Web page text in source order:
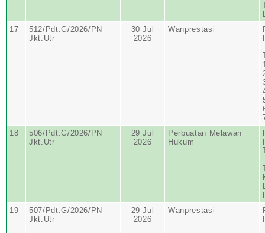
17
512/Pdt.G/2026/PN
Jkt.Utr
30 Jul
2026
Wanprestasi
18
506/Pdt.G/2026/PN
Jkt.Utr
29 Jul
2026
Perbuatan Melawan
Hukum
19
507/Pdt.G/2026/PN
Jkt.Utr
29 Jul
2026
Wanprestasi